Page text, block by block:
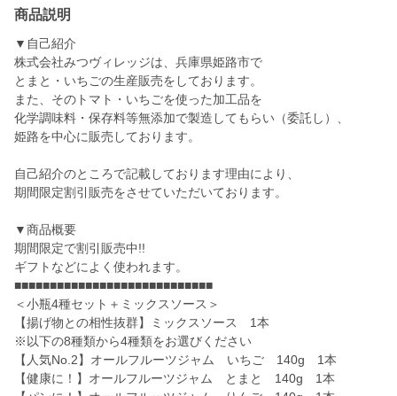
商品説明
▼自己紹介
株式会社みつヴィレッジは、兵庫県姫路市で
とまと・いちごの生産販売をしております。
また、そのトマト・いちごを使った加工品を
化学調味料・保存料等無添加で製造してもらい（委託し）、
姫路を中心に販売しております。
自己紹介のところで記載しております理由により、
期間限定割引販売をさせていただいております。
▼商品概要
期間限定で割引販売中!!
ギフトなどによく使われます。
■■■■■■■■■■■■■■■■■■■■■■■■■■■■
＜小瓶4種セット＋ミックスソース＞
【揚げ物との相性抜群】ミックスソース 1本
※以下の8種類から4種類をお選びください
【人気No.2】オールフルーツジャム いちご 140g 1本
【健康に！】オールフルーツジャム とまと 140g 1本